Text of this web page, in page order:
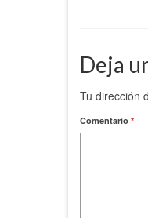
Deja
Tu dirección
Comentario *